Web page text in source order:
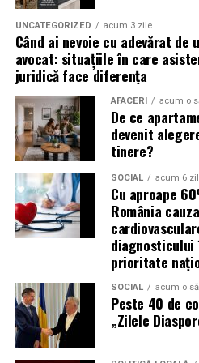
reducerea acumulării de
protejarea filtrului de
funcționarea eficientă a
Acest aspect este esențial
unor reparații costisitoare.
Avantajele Ravenol VMP USVO
Printre cele mai importante
tehnologie USVO;
stabilitate termică
rezistență la oxidare;
protecție împotriva
reducerea depunerilor;
UNCATEGORIZED acum 3 zile
Când ai nevoie cu adevărat de
avocat: situațiile în care
juridică face diferența
AFACERI acum o
De ce
devenit
tinere?
SOCIAL acum 6
Cu aproape
România
diagnosticului
prioritate
SOCIAL acum o
Peste 40 de
„Zilele